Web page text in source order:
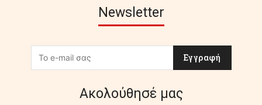
Newsletter
Εγγραφή
Ακολούθησέ μας